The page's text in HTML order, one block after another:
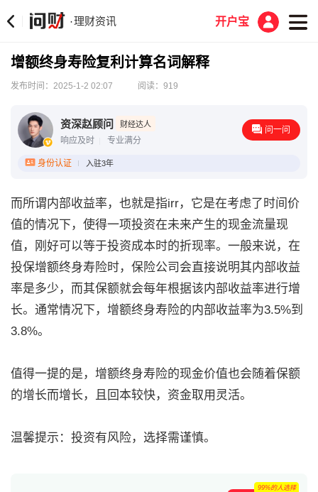
·理财资讯 开户宝
增额终身寿险复利计算名词解释
发布时间：2025-1-2 02:07 阅读：919
资深赵顾问 财经达人
响应及时 专业满分
问一问
身份认证 入驻3年
而所谓内部收益率，也就是指irr，它是在考虑了时间价
值的情况下，使得一项投资在未来产生的现金流量现
值，刚好可以等于投资成本时的折现率。一般来说，在
投保增额终身寿险时，保险公司会直接说明其内部收益
率是多少，而其保额就会每年根据该内部收益率进行增
长。通常情况下，增额终身寿险的内部收益率为3.5%到
3.8%。
值得一提的是，增额终身寿险的现金价值也会随着保额
的增长而增长，且回本较快，资金取用灵活。
温馨提示：投资有风险，选择需谨慎。
99%的人选择